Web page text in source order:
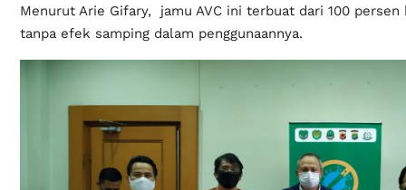
Menurut Arie Gifary, jamu AVC ini terbuat dari 100 persen
tanpa efek samping dalam penggunaannya.